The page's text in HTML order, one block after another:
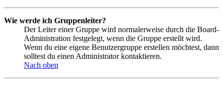
Wie werde ich Gruppenleiter?
Der Leiter einer Gruppe wird normalerweise durch die Board-
Administration festgelegt, wenn die Gruppe erstellt wird.
Wenn du eine eigene Benutzergruppe erstellen möchtest, dann
solltest du einen Administrator kontaktieren.
Nach oben